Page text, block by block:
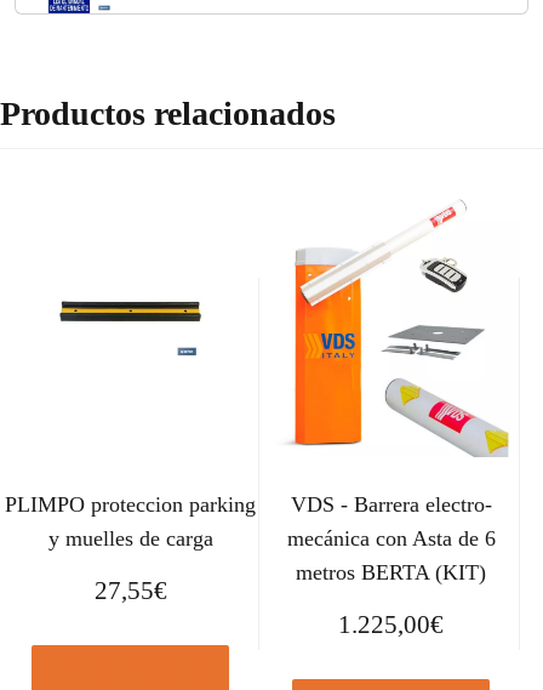
Productos relacionados
PLIMPO proteccion parking
y muelles de carga
27,55€
VDS - Barrera electro-
mecánica con Asta de 6
metros BERTA (KIT)
1.225,00€